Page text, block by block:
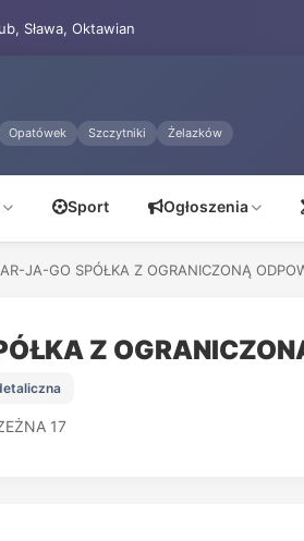
Sława, Oktawian
Opatówek Szczytniki Żelazków
Sport Ogłoszenia
AR-JA-GO SPÓŁKA Z OGRANICZONĄ
Z
17